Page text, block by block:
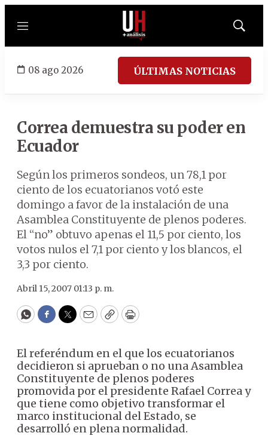
Menú
Mostrar
08 ago 2026 ÚLTIMAS NOTICIAS
Correa demuestra su poder en
Ecuador
Según los primeros sondeos, un 78,1 por
ciento de los ecuatorianos votó este
domingo a favor de la instalación de una
Asamblea Constituyente de plenos poderes.
El “no” obtuvo apenas el 11,5 por ciento, los
votos nulos el 7,1 por ciento y los blancos, el
3,3 por ciento.
Abril 15, 2007 01:13 p. m.
WhatsApp
Facebook
Twitter
EmailCopyPrint
El referéndum en el que los ecuatorianos
decidieron si aprueban o no una Asamblea
Constituyente de plenos poderes
promovida por el presidente Rafael Correa y
que tiene como objetivo transformar el
marco institucional del Estado, se
desarrolló en plena normalidad.